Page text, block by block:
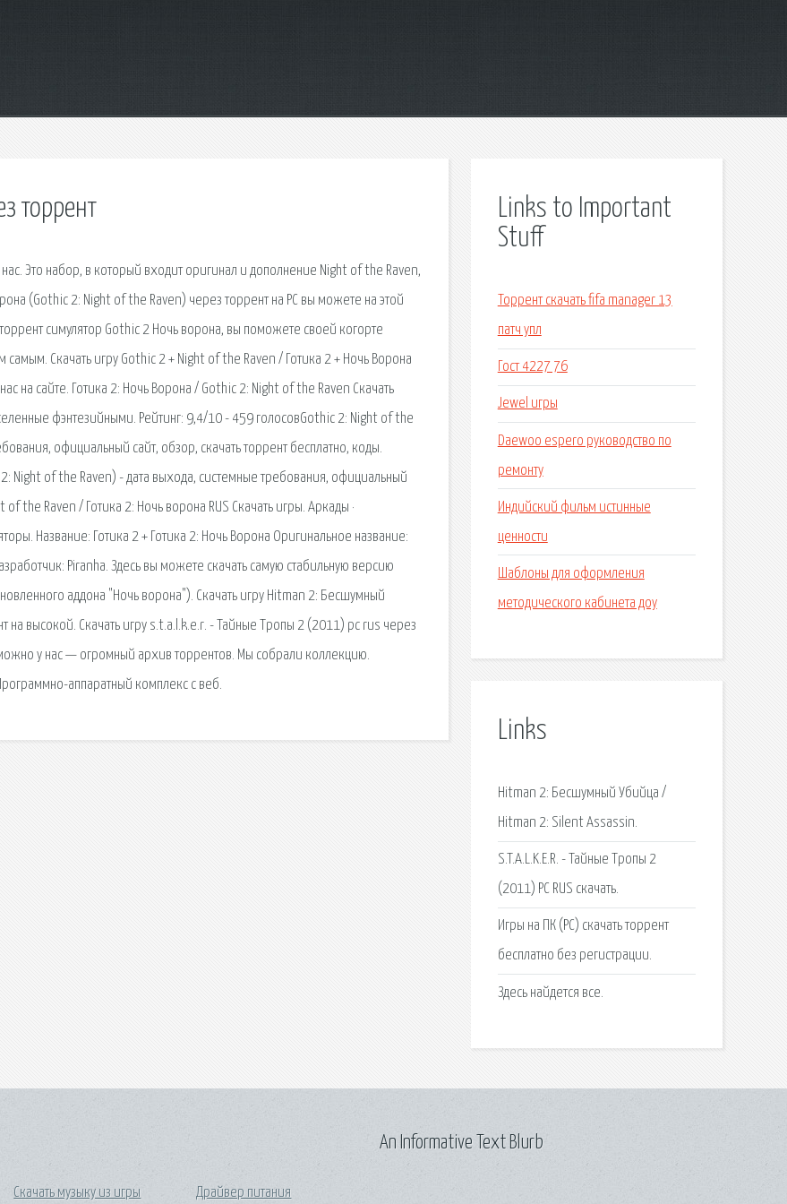
торрент
Это набор, в который входит оригинал и дополнение Night of the Raven,
(Gothic 2: Night of the Raven) через торрент на PC вы можете на этой
симулятор Gothic 2 Ночь ворона, вы поможете своей когорте
Скачать игру Gothic 2 + Night of the Raven / Готика 2 + Ночь Ворона
на сайте. Готика 2: Ночь Ворона / Gothic 2: Night of the Raven Скачать
фэнтезийными. Рейтинг: 9,4/10 - 459 голосовGothic 2: Night of the
официальный сайт, обзор, скачать торрент бесплатно, коды.
Night of the Raven) - дата выхода, системные требования, официальный
the Raven / Готика 2: Ночь ворона RUS Скачать игры. Аркады ·
Название: Готика 2 + Готика 2: Ночь Ворона Оригинальное название:
Piranha. Здесь вы можете скачать самую стабильную версию
аддона "Ночь ворона"). Скачать игру Hitman 2: Бесшумный
высокой. Скачать игру s.t.a.l.k.e.r. - Тайные Тропы 2 (2011) pc rus через
у нас — огромный архив торрентов. Мы собрали коллекцию.
аппаратный комплекс с веб.
Links to Important
Stuff
Торрент скачать fifa manager 13
патч упл
Гост 4227 76
Jewel игры
Daewoo espero руководство по
ремонту
Индийский фильм истинные
ценности
Шаблоны для оформления
методического кабинета доу
Links
Hitman 2: Бесшумный Убийца /
Hitman 2: Silent Assassin.
S.T.A.L.K.E.R. - Тайные Тропы 2
(2011) PC RUS скачать.
Игры на ПК (PC) скачать торрент
бесплатно без регистрации.
Здесь найдется все.
Скачать музыку из игры Драйвер питания
An Informative Text Blurb